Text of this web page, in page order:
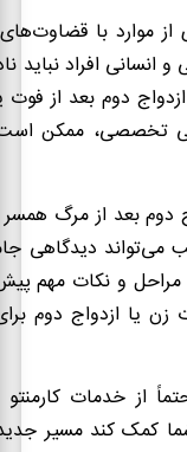
از موارد با
افراد نباید
دوم بعد از فوت
تخصصی، ممکن
دوم بعد از مرگ
می‌تواند دیدگاهی
مراحل و نکات مهم
زن یا ازدواج دوم
از خدمات کارمنتو
کمک کند مسیر جدید